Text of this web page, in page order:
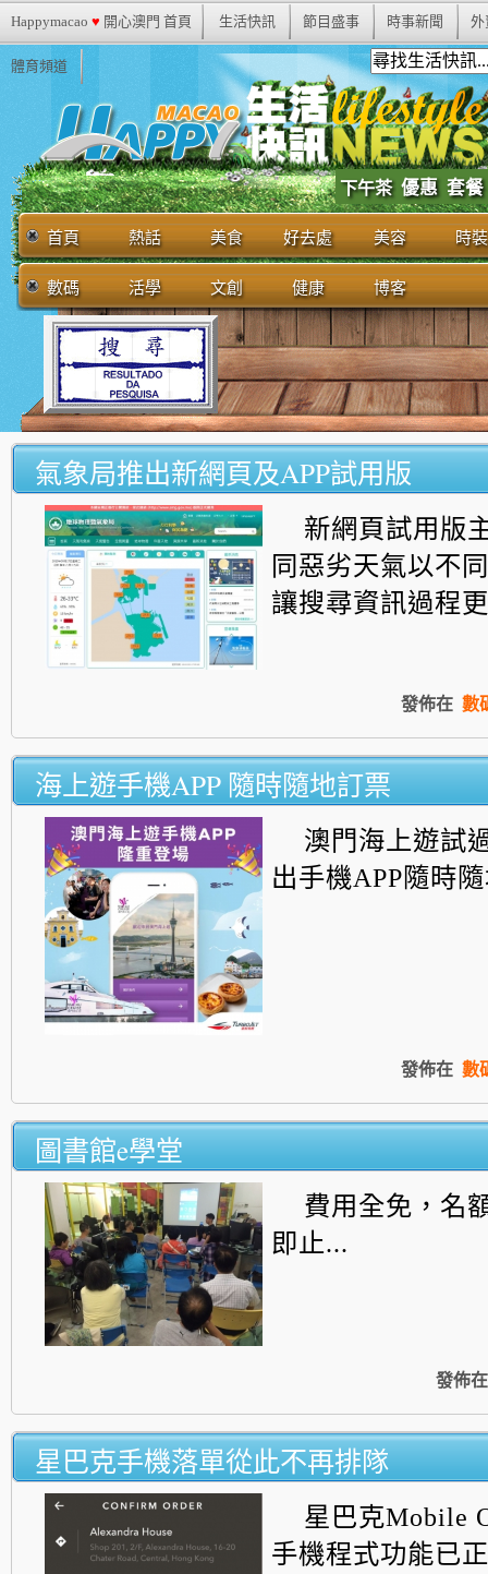
Happymacao ♥ 開心澳門 首頁 生活快訊 節目盛事 時事新聞 外
體育頻道
下午茶 優惠 套餐
首頁 熱話 美食 好去處 美容 時裝
數碼 活學 文創 健康 博客
氣象局推出新網頁及APP試用版
新網頁試用版
同惡劣天氣以不
讓搜尋資訊過程
發佈在 數
海上遊手機APP 隨時隨地訂票
澳門海上遊試
出手機APP隨時
發佈在 數
圖書館e學堂
費用全免，名
即止...
發佈在
星巴克手機落單從此不再排隊
星巴克Mobile
手機程式功能已